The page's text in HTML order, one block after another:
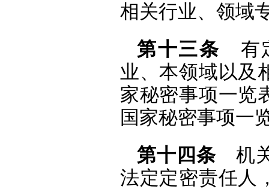
相关行业、领域
第十三条 有
业、本领域以及
家秘密事项一览
国家秘密事项一
第十四条机关
法定定密责任人